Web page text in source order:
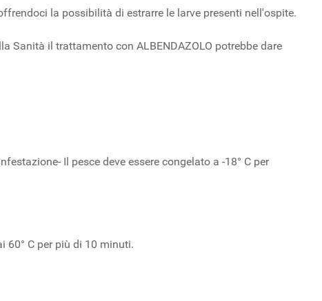
la possibilità di estrarre le larve presenti nell'ospite.
Sanità il trattamento con ALBENDAZOLO potrebbe dare
Il pesce deve essere congelato a -18° C per
60° C per più di 10 minuti.